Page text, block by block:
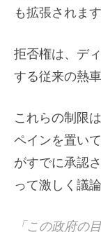
も拡張されます
拒否権は、デ
する従来の熱
これらの制限
ペインを置い
がすでに承認
って激しく議
「この政府の